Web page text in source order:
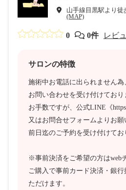
山手線目黒駅より徒
(MAP)
0 0件 レビ
サロンの特徴
施術中お電話に出られません為
お問い合わせを受け付けており
お手数ですが、公式LINE《
又はお問合せフォームよりお願
前日迄のご予約を受け付けてお
※事前決済をご希望の方はweb
ご購入で事前カード決済・銀
ただけます。